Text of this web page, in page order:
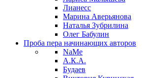
Лианесс
Марина Аверьянова
Наталья Зубрилина
Олег Бабулин
Проба пера начинающих авторов
NaMe
А.К.А.
Будаев